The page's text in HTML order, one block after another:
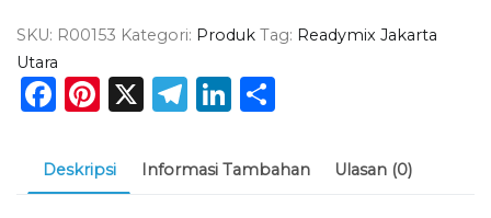
Ready
Mix
Koja
2026
SKU: R00153 Kategori: Produk Tag: Readymix Jakarta
Utara
Facebook
Pinterest
X Telegram
LinkedIn
Deskripsi Informasi Tambahan Ulasan (0)